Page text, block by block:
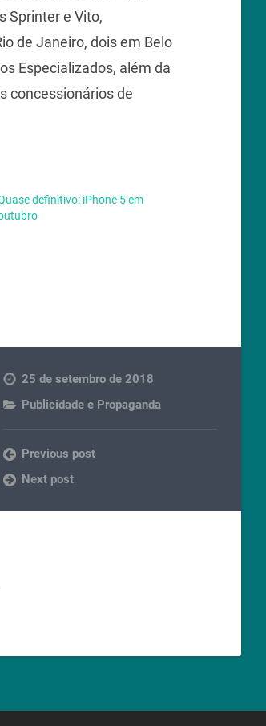
Sprinter e Vito,
de Janeiro, dois em Belo
Especializados, além da
concessionários de
definitivo: iPhone 5 em
25 de setembro de 2018
Publicidade e Propaganda
Previous post
Next post